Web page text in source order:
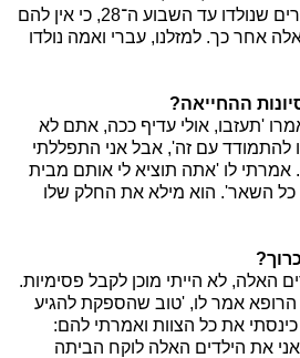
חוק שאוסר החייאה לעוברים שנולדו עד השבוע ה־28, כי אין להם
אחר כך. למזלנו, עברי ואמה נולדו
ההחייאה?
'תעזבו, אולי עדיף ככה, אתם לא
להתמודד עם זה', אבל אני התפללתי
אמרתי לו 'אתה תוציא לי אותם מבית
כל השאר'. הוא מילא את החלק שלו
האלה, לא הייתי מוכן לקבל פסימיות.
הרופא אמר לו, 'טוב שהספקת להגיע
את כל הצוות ואמרתי להם:
את הילדים האלה לוקח הביתה